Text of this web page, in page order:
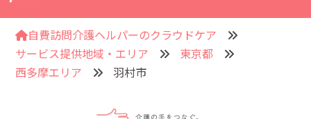
自費訪問介護ヘルパーのクラウドケア
サービス提供地域・エリア
東京都
西多摩エリア
羽村市